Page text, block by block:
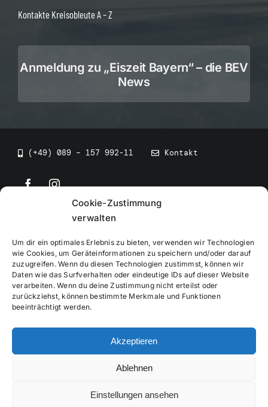
Cookie-Zustimmung
verwalten
Um dir ein optimales Erlebnis zu bieten, verwenden wir Technologien
wie Cookies, um Geräteinformationen zu speichern und/oder darauf
zuzugreifen. Wenn du diesen Technologien zustimmst, können wir
Daten wie das Surfverhalten oder eindeutige IDs auf dieser Website
verarbeiten. Wenn du deine Zustimmung nicht erteilst oder
zurückziehst, können bestimmte Merkmale und Funktionen
beeinträchtigt werden.
Akzeptieren
Ablehnen
Einstellungen ansehen
Kontakte Kreisobleute A – Z
Anmeldung zu „Eiszeit Bayern“ – die BEV
News
(+49) 089 – 157 992-11 Kontakt
• BEV Bayerischer Eissportverband
Impressum
Datenschutzerklärung